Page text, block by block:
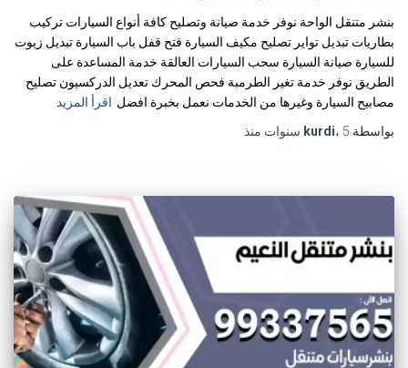
بنشر متنقل الواحة نوفر خدمة صيانة وتصليح كافة أنواع السيارات تركيب
بطاريات تبديل تواير تصليح مكيف السيارة فتح قفل باب السيارة تبديل زيوت
للسيارة صيانة السيارة سحب السيارات العالقة خدمة المساعدة على
الطريق نوفر خدمة تغير الطرمبة فحص المحرك تعديل الدركسيون تصليح
مصابيح السيارة وغيرها من الخدمات نعمل بخبرة افضل اقرأ المزيد
بواسطة
kurdi، 5 سنوات منذ